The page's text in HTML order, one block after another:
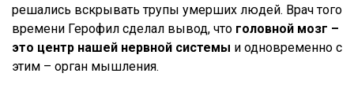
решались вскрывать трупы умерших людей. Врач того
времени Герофил сделал вывод, что головной мозг –
это центр нашей нервной системы и одновременно с
этим – орган мышления.